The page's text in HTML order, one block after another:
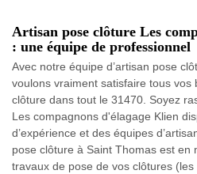
Artisan pose clôture Les
: une équipe de professionnel
Avec notre équipe d’artisan pose
voulons vraiment satisfaire tous vos
clôture dans tout le 31470. Soyez
Les compagnons d'élagage Klien
d’expérience et des équipes
pose clôture à Saint Thomas est en
travaux de pose de vos clôtures